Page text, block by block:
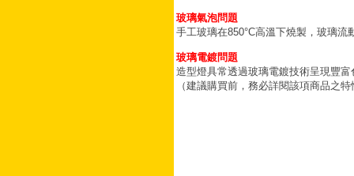
玻璃氣泡問題
手工玻璃在850°C高溫下燒製，玻璃
玻璃電鍍問題
造型燈具常透過玻璃電鍍技術呈現豐
（建議購買前，務必詳閱該項商品之